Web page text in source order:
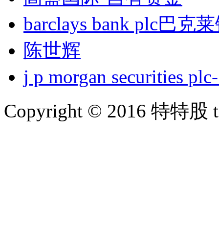
barclays bank plc巴克
陈世辉
j p morgan securities
Copyright © 2016 特特股